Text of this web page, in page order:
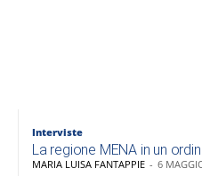
Interviste
La regione MENA in un
MARIA LUISA FANTAPPIE - 6